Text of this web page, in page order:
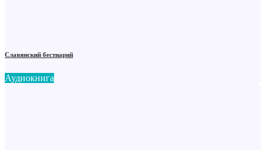
Славянский бестиарий
Аудиокнига